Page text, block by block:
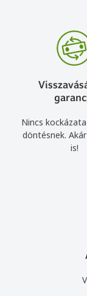
Nincs
döntésnek.
is!